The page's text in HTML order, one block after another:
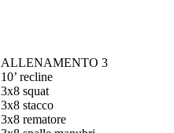
ALLENAMENTO 3
10’ recline
3x8 squat
3x8 stacco
3x8 rematore